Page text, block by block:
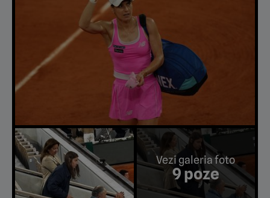
Vezi galeria foto
9 poze